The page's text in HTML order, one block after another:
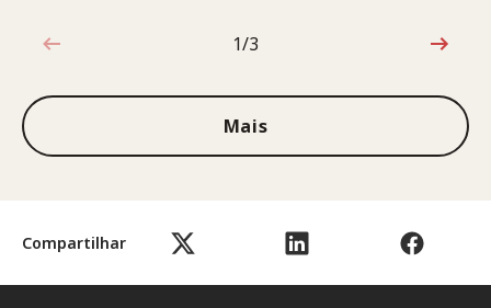
Compartilhar
1 de 3
1/3
Mais